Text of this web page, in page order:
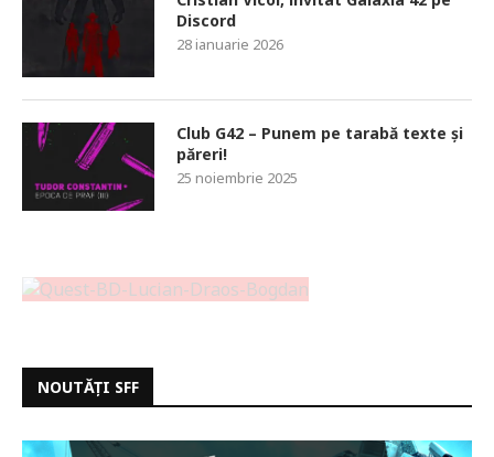
Discord
28 ianuarie 2026
Club G42 – Punem pe tarabă texte și
păreri!
25 noiembrie 2025
NOUTĂȚI SFF